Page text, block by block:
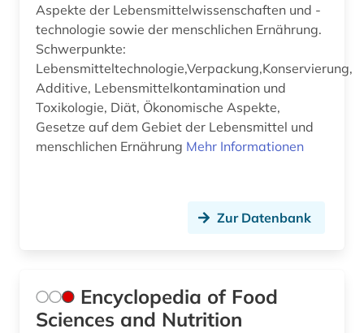
Aspekte der Lebensmittelwissenschaften und -
technologie sowie der menschlichen Ernährung.
Schwerpunkte:
Lebensmitteltechnologie,Verpackung,Konservierung,
Additive, Lebensmittelkontamination und
Toxikologie, Diät, Ökonomische Aspekte,
Gesetze auf dem Gebiet der Lebensmittel und
menschlichen Ernährung Mehr Informationen
Zur Datenbank
Encyclopedia of Food
Sciences and Nutrition